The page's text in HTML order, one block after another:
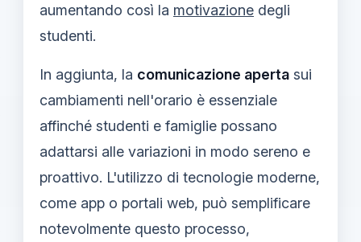
aumentando così la motivazione degli
studenti.
In aggiunta, la comunicazione aperta sui
cambiamenti nell'orario è essenziale
affinché studenti e famiglie possano
adattarsi alle variazioni in modo sereno e
proattivo. L'utilizzo di tecnologie moderne,
come app o portali web, può semplificare
notevolmente questo processo,